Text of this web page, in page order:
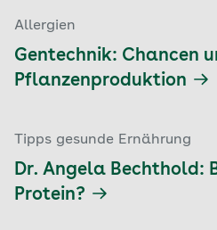
Allergien
Gentechnik: Chancen
Pflanzenproduktion
Tipps gesunde Ernährung
Dr. Angela Bechthold:
Protein?